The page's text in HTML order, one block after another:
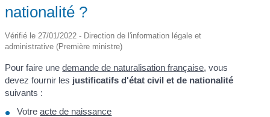
nationalité ?
Vérifié le 27/01/2022 - Direction de l'information légale et
administrative (Première ministre)
Pour faire unedemande de naturalisation française, vous
devez fournir les justificatifs d'état civil et de nationalité
suivants :
Votreacte de naissance